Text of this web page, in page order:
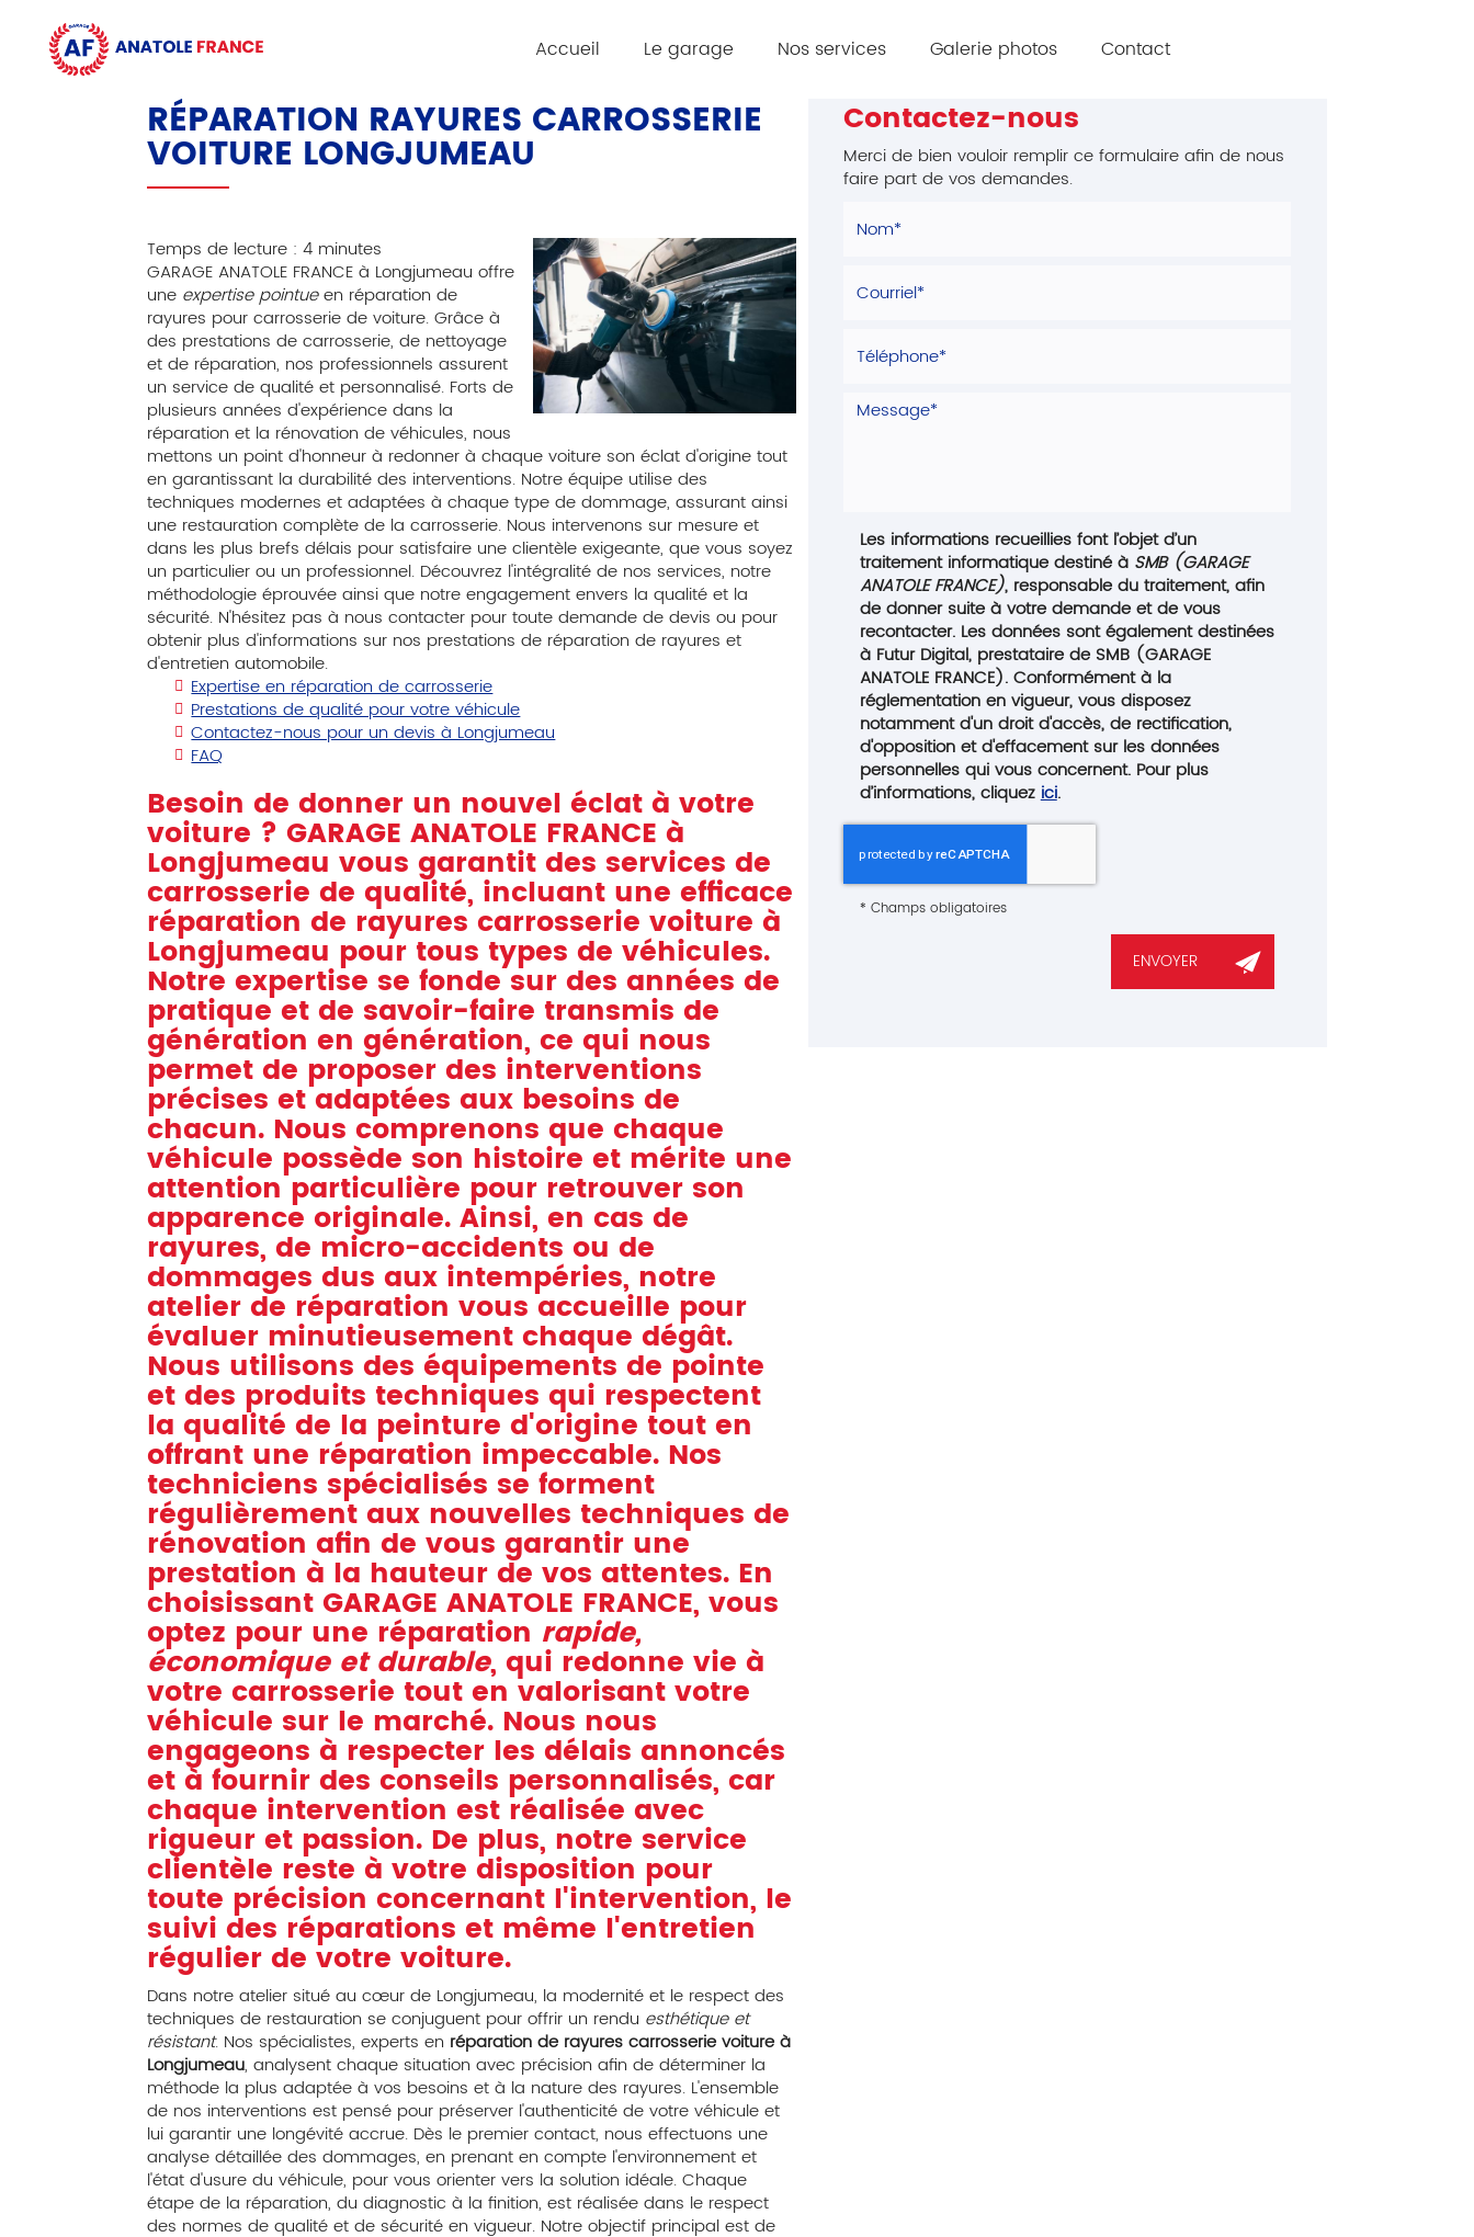
GARAGE
ANATOLE
Accueil Le garage Nos services Galerie photos Contact
RÉPARATION RAYURES CARROSSERIE
VOITURE LONGJUMEAU
Temps de lecture : 4 minutes
GARAGE ANATOLE FRANCE à Longjumeau offre
une expertise pointueen réparation de
rayures pour carrosserie de voiture. Grâce à
des prestations de carrosserie, de nettoyage
et de réparation, nos professionnels assurent
un service de qualité et personnalisé. Forts de
plusieurs années d'expérience dans la
réparation et la rénovation de véhicules, nous
mettons un point d'honneur à redonner à chaque voiture son éclat d'origine tout
en garantissant la durabilité des interventions. Notre équipe utilise des
techniques modernes et adaptées à chaque type de dommage, assurant ainsi
une restauration complète de la carrosserie. Nous intervenons sur mesure et
dans les plus brefs délais pour satisfaire une clientèle exigeante, que vous soyez
un particulier ou un professionnel. Découvrez l'intégralité de nos services, notre
méthodologie éprouvée ainsi que notre engagement envers la qualité et la
sécurité. N'hésitez pas à nous contacter pour toute demande de devis ou pour
obtenir plus d'informations sur nos prestations de réparation de rayures et
d'entretien automobile.
Expertise en réparation de carrosserie
Prestations de qualité pour votre véhicule
Contactez-nous pour un devis à Longjumeau
FAQ
Besoin de donner un nouvel éclat à votre
voiture ? GARAGE ANATOLE FRANCE à
Longjumeau vous garantit des services de
carrosserie de qualité, incluant une efficace
réparation de rayures carrosserie voiture à
Longjumeau pour tous types de véhicules.
Notre expertise se fonde sur des années de
pratique et de savoir-faire transmis de
génération en génération, ce qui nous
permet de proposer des interventions
précises et adaptées aux besoins de
chacun. Nous comprenons que chaque
véhicule possède son histoire et mérite une
attention particulière pour retrouver son
apparence originale. Ainsi, en cas de
rayures, de micro-accidents ou de
dommages dus aux intempéries, notre
atelier de réparation vous accueille pour
évaluer minutieusement chaque dégât.
Nous utilisons des équipements de pointe
et des produits techniques qui respectent
la qualité de la peinture d'origine tout en
offrant une réparation impeccable. Nos
techniciens spécialisés se forment
régulièrement aux nouvelles techniques de
rénovation afin de vous garantir une
prestation à la hauteur de vos attentes. En
choisissant GARAGE ANATOLE FRANCE, vous
optez pour une réparation rapide,
économique et durable, qui redonne vie à
votre carrosserie tout en valorisant votre
véhicule sur le marché. Nous nous
engageons à respecter les délais annoncés
et à fournir des conseils personnalisés, car
chaque intervention est réalisée avec
rigueur et passion. De plus, notre service
clientèle reste à votre disposition pour
toute précision concernant l'intervention, le
suivi des réparations et même l'entretien
régulier de votre voiture.
Dans notre atelier situé au cœur de Longjumeau, la modernité et le respect des
techniques de restauration se conjuguent pour offrir un rendu esthétique et
résistant. Nos spécialistes, experts en réparation de rayures carrosserie voiture à
Longjumeau, analysent chaque situation avec précision afin de déterminer la
méthode la plus adaptée à vos besoins et à la nature des rayures. L'ensemble
de nos interventions est pensé pour préserver l'authenticité de votre véhicule et
lui garantir une longévité accrue. Dès le premier contact, nous effectuons une
analyse détaillée des dommages, en prenant en compte l'environnement et
l'état d'usure du véhicule, pour vous orienter vers la solution idéale. Chaque
étape de la réparation, du diagnostic à la finition, est réalisée dans le respect
des normes de qualité et de sécurité en vigueur. Notre objectif principal est de
Contactez-nous
Merci de bien vouloir remplir ce formulaire afin de nous
faire part de vos demandes.
Les informations recueillies font l’objet d’un
traitement informatique destiné àSMB (GARAGE
ANATOLE FRANCE), responsable du traitement, afin
de donner suite à votre demande et de vous
recontacter. Les données sont également destinées
à Futur Digital, prestataire de SMB (GARAGE
ANATOLE FRANCE). Conformément à la
réglementation en vigueur, vous disposez
notamment d'un droit d'accès, de rectification,
d'opposition et d'effacement sur les données
personnelles qui vous concernent. Pour plus
d’informations, cliquezici.
* Champs obligatoires